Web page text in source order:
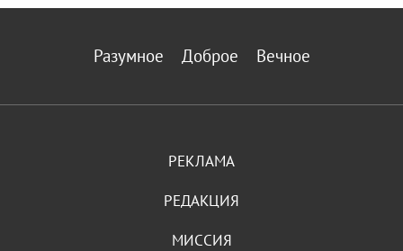
Разумное Доброе Вечное
РЕКЛАМА
РЕДАКЦИЯ
МИССИЯ